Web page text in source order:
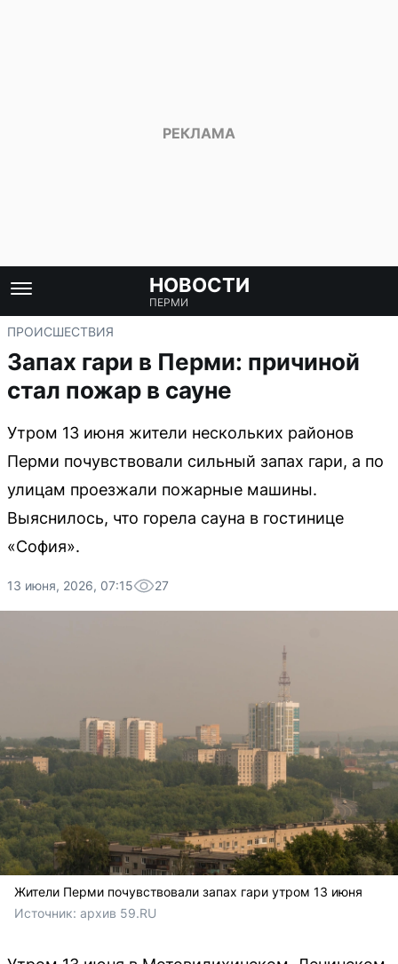
НОВОСТИ
ПЕРМИ
ПРОИСШЕСТВИЯ
Запах гари в Перми: причиной
стал пожар в сауне
Утром 13 июня жители нескольких районов
Перми почувствовали сильный запах гари, а по
улицам проезжали пожарные машины.
Выяснилось, что горела сауна в гостинице
«София».
13 июня, 2026, 07:15 27
Жители Перми почувствовали запах гари утром 13 июня
Источник: архив 59.RU